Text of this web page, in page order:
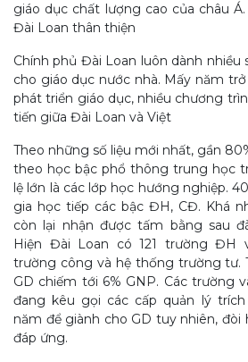
giáo dục chất lượng cao của châu
Đài Loan thân thiện
Chính phủ Đài Loan luôn dành nhiều
cho giáo dục nước nhà. Mấy năm
phát triển giáo dục, nhiều chương
tiến giữa Đài Loan và Việt
Theo những số liệu mới nhất, gần
theo học bậc phổ thông trung học
lệ lớn là các lớp học hướng nghiệp.
gia học tiếp các bậc ĐH, CĐ. Khá
còn lại nhận được tấm bằng sau
Hiện Đài Loan có 121 trường ĐH
trường công và hệ thống trường tư.
GD chiếm tới 6% GNP. Các trường
đang kêu gọi các cấp quản lý trích
năm để giành cho GD tuy nhiên, đòi
đáp ứng.